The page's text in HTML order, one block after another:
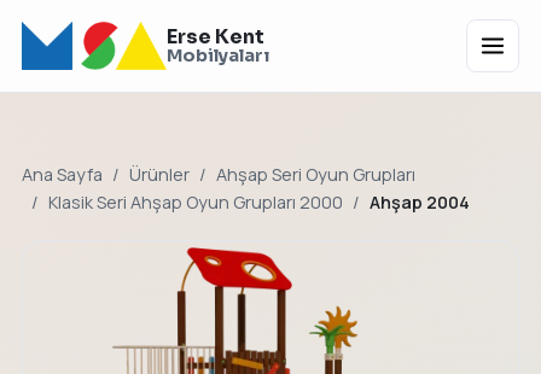
Erse Kent
Mobilyaları Menü
Ana Sayfa Ürünler
Ahşap Seri Oyun Grupları
Klasik Seri Ahşap Oyun Grupları 2000
Ahşap 2004